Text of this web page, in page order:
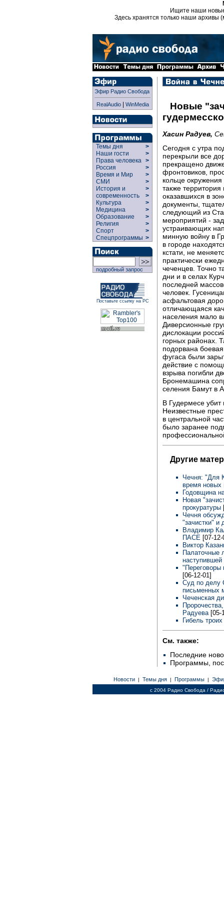
Ищите наши
Здесь хранятся только наши архивы
Эфир Радио Свобода
RealAudio| WinMedia
Темы дня
>
Наши гости
>
Права человека >
Россия
>
Время и Мир
>
СМИ
>
История и
современность
>
>
Культура
>
Медицина
>
Образование
>
Религия
>
Спорт
>
Спецпрограммы >
подробный запрос
Поставьте ссылку на РС
Новые
Хасин Радуев,
Сегодня с утра
перекрыли все
прекращено
фронтовиков,
кольце
также территория
оказавшихся в
документы,
следующий из
мероприятий -
устраивающих
минную войну в
в городе
кстати, не
практически
чеченцев. Точно
дни и в селах
последней
человек.
асфальтовая
отличающаяся
населения мало
Диверсионные
дислокации
горных районах.
подорвана
фугаса были
действие с
взрыва погибли
Бронемашина
селения Бамут в
В Гудермесе убит
Неизвестные
в центральной
было заранее
Другие
Чечня: "Для
время новых
Годовщина
Новая
прокуратуры
Чечня
"зачистки" и
Владимир
ПАСЕ [07-
Виктор
Палаточные
"Переговоры
[06-12-01]
Суд по делу
письменных
Чеченская
Радуева [05-
Гибель
См. также:
Последние
Программы,
Новости | Темы дня | Программы |
c 2004 Радио Свобода /